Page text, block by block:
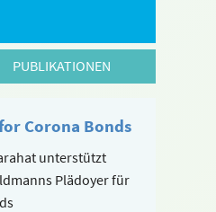
PUBLIKATIONEN
Corona Bonds
unterstützt
Plädoyer für